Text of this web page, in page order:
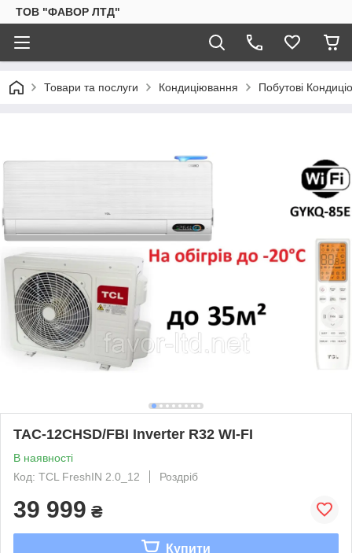
ТОВ "ФАВОР ЛТД"
Товари та послуги Кондиціювання Побутові
TAC-12CHSD/FBI Inverter R32 WI-FI
В наявності
Код: TCL FreshIN 2.0_12
Роздріб
39 999 ₴
Купити